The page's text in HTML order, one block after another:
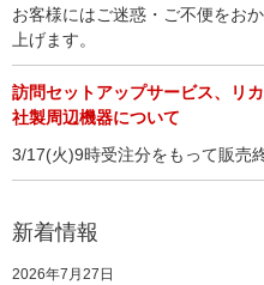
お客様にはご迷惑・ご不便をお
上げます。
訪問セットアップサービス、リ
社製周辺機器について
3/17(火)9時受注分をもって販売
新着情報
2026年7月27日